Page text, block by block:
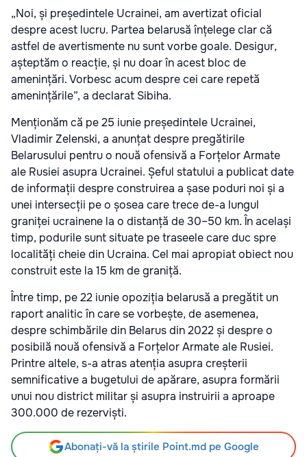
„Noi, și președintele Ucrainei, am avertizat oficial
despre acest lucru. Partea belarusă înțelege clar că
astfel de avertismente nu sunt vorbe goale. Desigur,
așteptăm o reacție, și nu doar în acest bloc de
amenințări. Vorbesc acum despre cei care repetă
amenințările”, a declarat Sibiha.
Menționăm că pe 25 iunie președintele Ucrainei,
Vladimir Zelenski, a anunțat despre pregătirile
Belarusului pentru o nouă ofensivă a Forțelor Armate
ale Rusiei asupra Ucrainei. Șeful statului a publicat date
de informații despre construirea a șase poduri noi și a
unei intersecții pe o șosea care trece de-a lungul
graniței ucrainene la o distanță de 30–50 km. În același
timp, podurile sunt situate pe traseele care duc spre
localități cheie din Ucraina. Cel mai apropiat obiect nou
construit este la 15 km de graniță.
Între timp, pe 22 iunie opoziția belarusă a pregătit un
raport analitic în care se vorbește, de asemenea,
despre schimbările din Belarus din 2022 și despre o
posibilă nouă ofensivă a Forțelor Armate ale Rusiei.
Printre altele, s-a atras atenția asupra creșterii
semnificative a bugetului de apărare, asupra formării
unui nou district militar și asupra instruirii a aproape
300.000 de rezerviști.
Abonați-vă la știrile Point.md pe Google